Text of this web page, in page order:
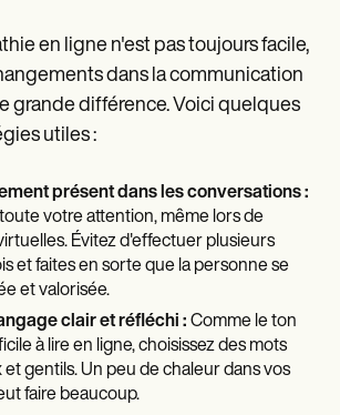
en ligne n'est pas toujours facile,
dans la communication
grande différence. Voici quelques
utiles :
présent dans les conversations :
votre attention, même lors de
Évitez d'effectuer plusieurs
et faites en sorte que la personne se
et valorisée.
clair et réfléchi : Comme le ton
à lire en ligne, choisissez des mots
gentils. Un peu de chaleur dans vos
faire beaucoup.